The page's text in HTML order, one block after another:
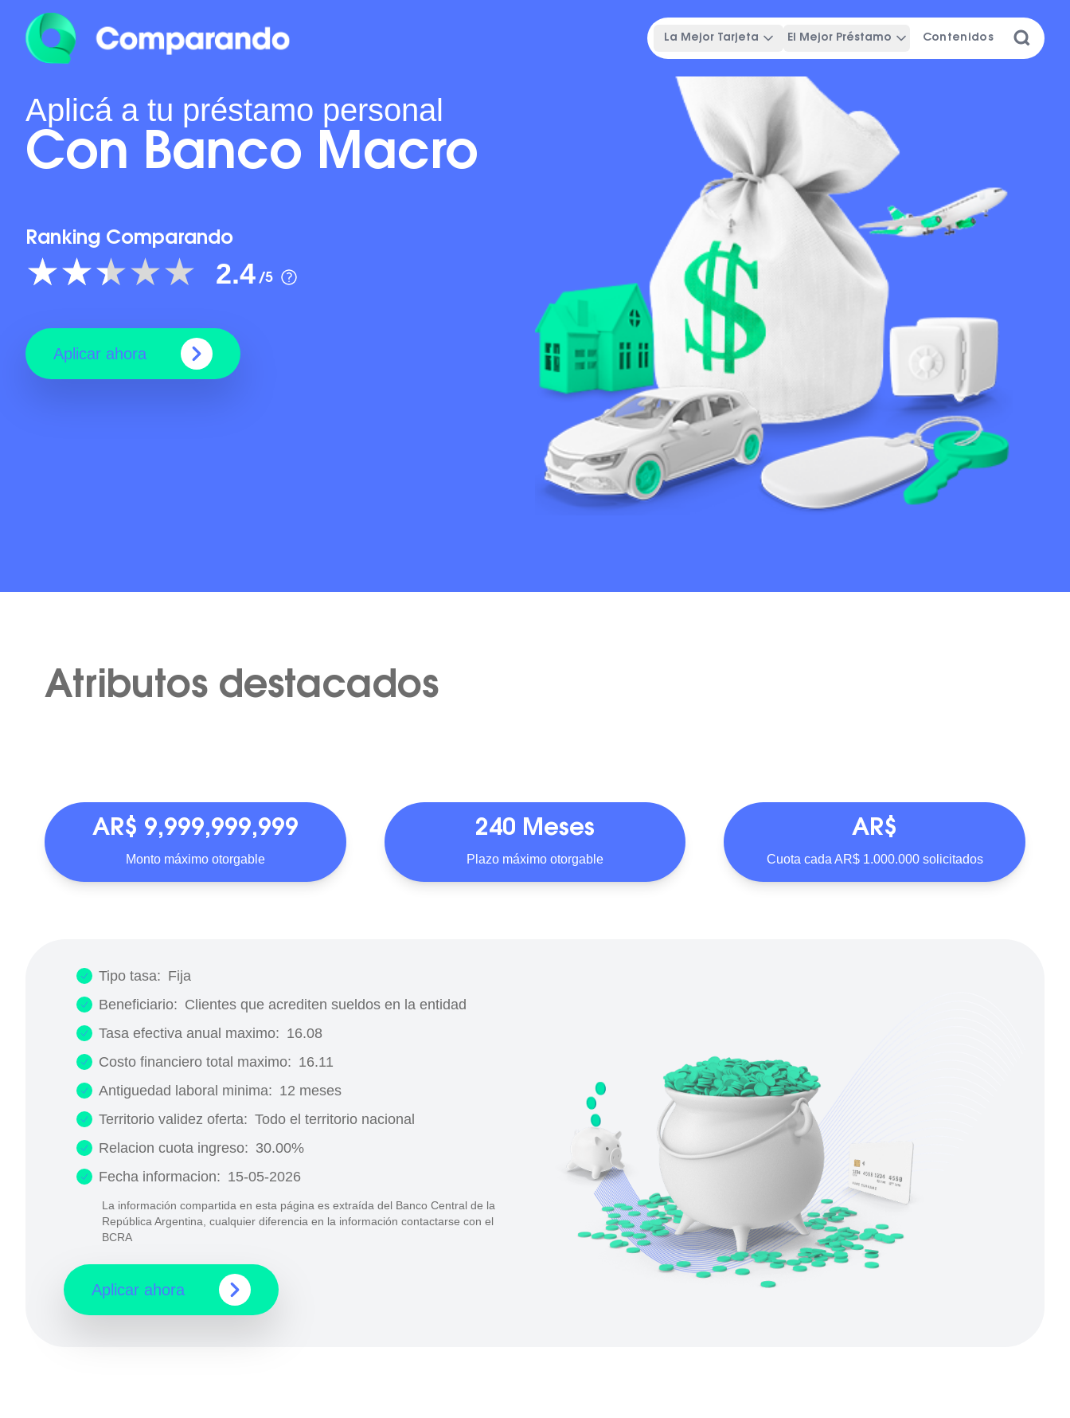
La Mejor Tarjeta El Mejor Préstamo Contenidos
Aplicá a tu préstamo personal
Con Banco Macro
Ranking Comparando
2.4 /5
Aplicar ahora
Atributos destacados
AR$ 9,999,999,999
Monto máximo otorgable
240 Meses
Plazo máximo otorgable
AR$
Cuota cada AR$ 1.000.000 solicitados
Tipo tasa: Fija
Beneficiario: Clientes que acrediten sueldos en la entidad
Tasa efectiva anual maximo: 16.08
Costo financiero total maximo: 16.11
Antiguedad laboral minima: 12 meses
Territorio validez oferta: Todo el territorio nacional
Relacion cuota ingreso: 30.00%
Fecha informacion: 15-05-2026
La información compartida en esta página es extraída del Banco Central de la
República Argentina, cualquier diferencia en la información contactarse con el
BCRA
Aplicar ahora